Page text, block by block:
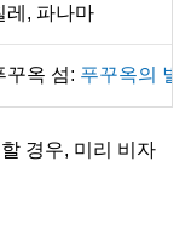
레, 파나마
꾸옥 섬: 푸꾸옥의 별
경우, 미리 비자